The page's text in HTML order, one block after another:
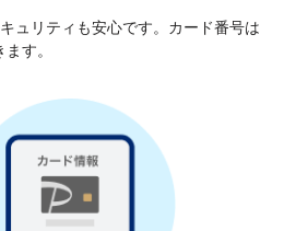
ュリティも安心です。カード番号は
す。